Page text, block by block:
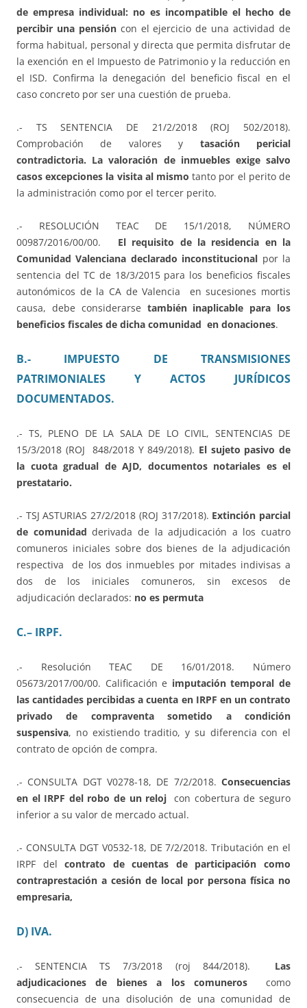
de empresa individual: no es incompatible el hecho de
percibir una pensióncon el ejercicio de una actividad de
forma habitual, personal y directa que permita disfrutar de
la exención en el Impuesto de Patrimonio y la reducción en
el ISD. Confirma la denegación del beneficio fiscal en el
caso concreto por ser una cuestión de prueba.
.- TS SENTENCIA DE 21/2/2018 (ROJ 502/2018).
Comprobación de valores y tasación pericial
contradictoria. La valoración de inmuebles exige salvo
casos excepciones la visita al mismo tanto por el perito de
la administración como por el tercer perito.
.- RESOLUCIÓN TEAC DE 15/1/2018, NÚMERO
00987/2016/00/00. El requisito de la residencia en la
Comunidad Valenciana declarado inconstitucional por la
sentencia del TC de 18/3/2015 para los beneficios fiscales
autonómicos de la CA de Valencia en sucesiones mortis
causa, debe considerarse también inaplicable para los
beneficios fiscales de dicha comunidad en donaciones.
B.- IMPUESTO DE TRANSMISIONES
PATRIMONIALES Y ACTOS JURÍDICOS
DOCUMENTADOS.
.- TS, PLENO DE LA SALA DE LO CIVIL, SENTENCIAS DE
15/3/2018 (ROJ 848/2018 Y 849/2018). El sujeto pasivo de
la cuota gradual de AJD, documentos notariales es el
prestatario.
.- TSJ ASTURIAS 27/2/2018 (ROJ 317/2018). Extinción parcial
de comunidad derivada de la adjudicación a los cuatro
comuneros iniciales sobre dos bienes de la adjudicación
respectiva de los dos inmuebles por mitades indivisas a
dos de los iniciales comuneros, sin excesos de
adjudicación declarados: no es permuta
C.– IRPF.
.- Resolución TEAC DE 16/01/2018. Número
05673/2017/00/00. Calificación e imputación temporal de
las cantidades percibidas a cuenta en IRPF en un contrato
privado de compraventa sometido a condición
suspensiva, no existiendo traditio, y su diferencia con el
contrato de opción de compra.
.- CONSULTA DGT V0278-18, DE 7/2/2018. Consecuencias
en el IRPF del robo de un reloj con cobertura de seguro
inferior a su valor de mercado actual.
.- CONSULTA DGT V0532-18, DE 7/2/2018. Tributación en el
IRPF delcontrato de cuentas de participación como
contraprestación a cesión de local por persona física no
empresaria,
D) IVA.
.- SENTENCIA TS 7/3/2018 (roj 844/2018). Las
adjudicaciones de bienes a los comuneros como
consecuencia de una disolución de una comunidad de